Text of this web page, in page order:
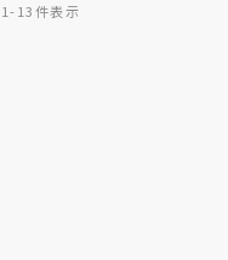
1-13件表示